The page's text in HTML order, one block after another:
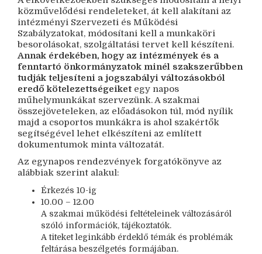
közművelődési rendeleteket, át kell alakítani az
intézményi Szervezeti és Működési
Szabályzatokat, módosítani kell a munkaköri
besorolásokat, szolgáltatási tervet kell készíteni.
Annak érdekében, hogy az intézmények és a
fenntartó önkormányzatok minél szakszerűbben
tudják teljesíteni a jogszabályi változásokból
eredő kötelezettségeiket egy napos
műhelymunkákat szervezünk. A szakmai
összejöveteleken, az előadásokon túl, mód nyílik
majd a csoportos munkákra is ahol szakértők
segítségével lehet elkészíteni az említett
dokumentumok minta változatát.
Az egynapos rendezvények forgatókönyve az
alábbiak szerint alakul:
Érkezés 10-ig
10.00 – 12.00
A szakmai működési feltételeinek változásáról
szóló információk, tájékoztatók.
A titeket leginkább érdeklő témák és problémák
feltárása beszélgetés formájában.